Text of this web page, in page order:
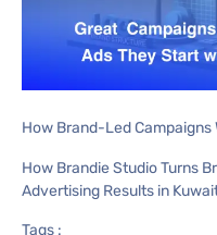
How Brand-Led
How Brandie Studio Turns
Advertising Results in
Tags :